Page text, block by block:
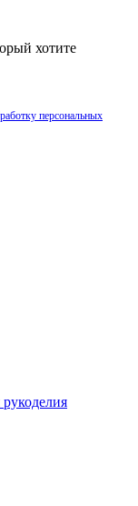
хотите
персональных